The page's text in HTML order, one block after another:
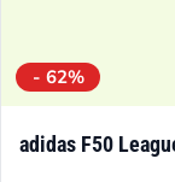
- 62%
adidas F50